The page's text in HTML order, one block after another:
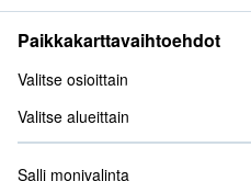
Paikkakarttavaihtoehdot
Valitse osioittain
Valitse alueittain
Salli monivalinta